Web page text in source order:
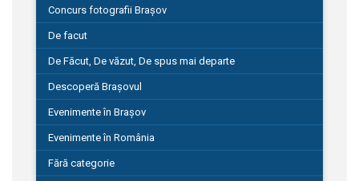
Concurs fotografii Brașov
De facut
De Făcut, De văzut, De spus mai departe
Descoperă Brașovul
Evenimente în Brașov
Evenimente în România
Fără categorie